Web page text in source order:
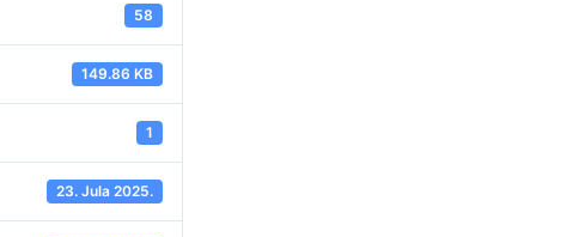
58
149.86 KB
1
23. Jula 2025.